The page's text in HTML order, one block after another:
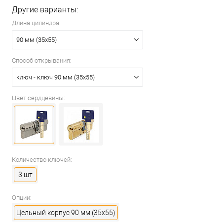
Другие варианты:
Длина цилиндра:
90 мм (35x55)
Способ открывания:
ключ - ключ 90 мм (35x55)
Цвет сердцевины:
Количество ключей:
3 шт
Опции:
Цельный корпус 90 мм (35x55)